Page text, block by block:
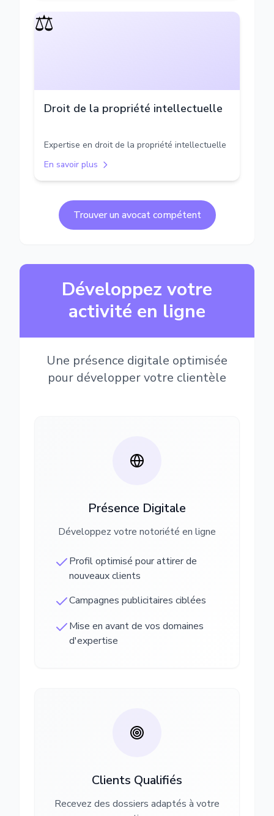
⚖️
Droit de la propriété intellectuelle
Expertise en droit de la propriété intellectuelle
En savoir plus
Trouver un avocat compétent
Développez votre
activité en ligne
Une présence digitale optimisée
pour développer votre clientèle
Présence Digitale
Développez votre notoriété en ligne
Profil optimisé pour attirer de
nouveaux clients
Campagnes publicitaires ciblées
Mise en avant de vos domaines
d'expertise
Clients Qualifiés
Recevez des dossiers adaptés à votre